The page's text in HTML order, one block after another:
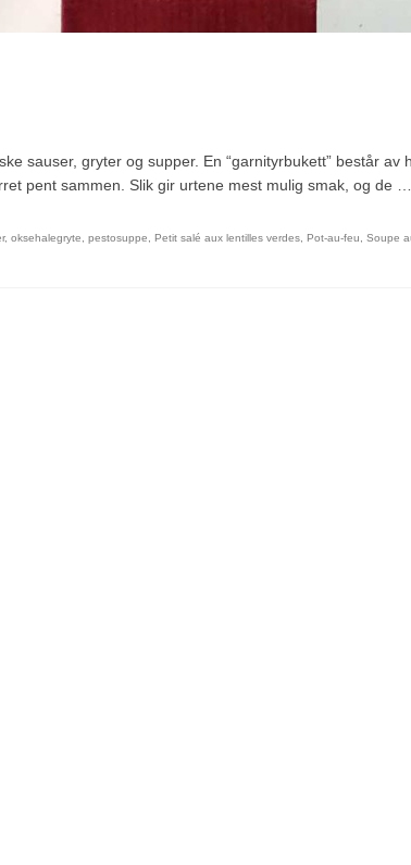
sauser, gryter og supper. En “garnityrbukett” består av
pent sammen. Slik gir urtene mest mulig smak, og de …
, oksehalegryte pestosuppe Petit salé aux lentilles verdes Pot-au-feu Soupe